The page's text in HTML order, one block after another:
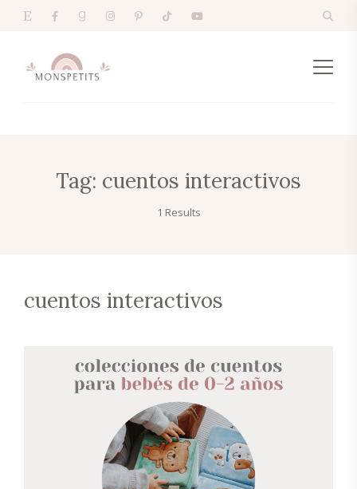
Tag: cuentos interactivos
1 Results
cuentos interactivos